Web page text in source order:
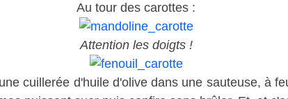
Au tour des carottes :
Attention les doigts !
cuillerée d'huile d'olive dans une sauteuse, à